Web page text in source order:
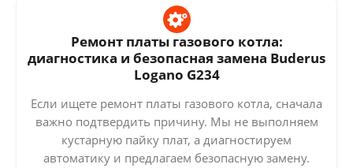
Ремонт платы газового котла:
диагностика и безопасная замена Buderus
Logano G234
Если ищете ремонт платы газового котла, сначала
важно подтвердить причину. Мы не выполняем
кустарную пайку плат, а диагностируем
автоматику и предлагаем безопасную замену.